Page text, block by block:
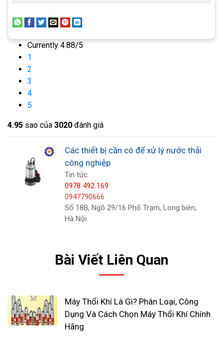
Máy bơm bùn chìm
Theo các điều kiện của giải pháp, máybơm bùn
trục vít
được chia thành hai loại:
Bơm bùn đặc (gồm 2 loại chính: Bơm bùn
đặc đứng và ngang): Là thiết bị bơm bơm
chất lỏng chứa 70% bùn và 30% nước. Trong
công nghiệp, thiết bị này được dùng để hút
trong môi trường ô nhiễm, nước thải độc hại…
Máy bơm bùn: Bộ phận này được thiết kế với
loại bỏ chất thải để không bị kẹt trong cánh
bơm.
Currently 4.88/5
1
2
3
4
5
4.95 sao của 3020 đánh giá
Các thiết bị cần có để xử lý nước thải
công nghiệp
Tin tức
0978 492 169
0947790666
Số 18B, Ngõ 29/16 Phố Trạm, Long biên,
Hà Nội
Bài Viết Liên Quan
Máy Thổi Khí Là Gì? Phân Loại, Công
Dụng Và Cách Chọn Máy Thổi Khí Chính
Hãng